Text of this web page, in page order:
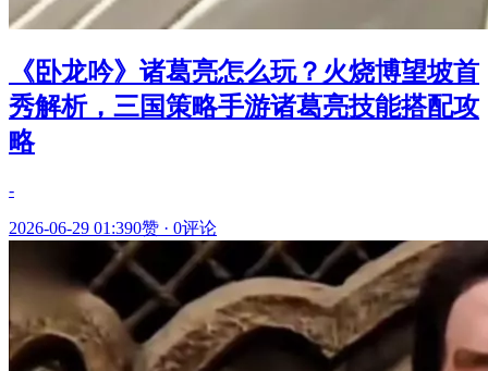
《卧龙吟》诸葛亮怎么玩？火烧博望坡首
秀解析，三国策略手游诸葛亮技能搭配攻
略
-
2026-06-29 01:390赞 · 0评论